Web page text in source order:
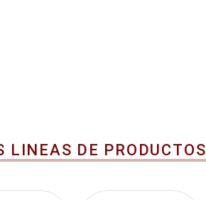
LINEAS DE PRODUCTOS